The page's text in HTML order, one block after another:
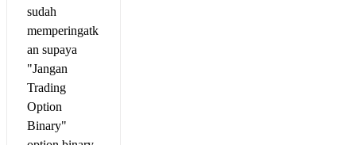
sudah
memperingatk
an supaya
"Jangan
Trading
Option
Binary"